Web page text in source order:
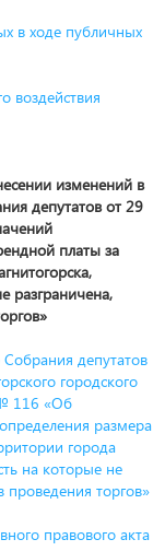
в ходе публичных
воздействия
изменений в
депутатов от 29
платы за
разграничена,
депутатов
городского
116 «Об
размера
города
на которые не
проведения торгов»
правового акта